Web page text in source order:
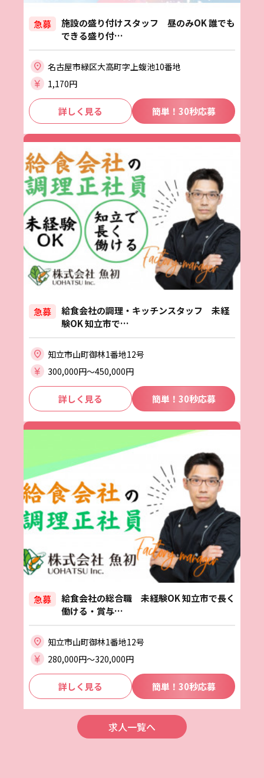
急募
施設の盛り付けスタッフ 昼のみOK 誰でも
できる盛り付…
名古屋市緑区大高町字上蝮池10番地
1,170円
詳しく見る 簡単！30秒応募
急募
給食会社の調理・キッチンスタッフ 未経
験OK 知立市で…
知立市山町御林1番地12号
300,000円〜450,000円
詳しく見る 簡単！30秒応募
急募
給食会社の総合職 未経験OK 知立市で長く
働ける・賞与…
知立市山町御林1番地12号
280,000円〜320,000円
詳しく見る 簡単！30秒応募
求人一覧へ